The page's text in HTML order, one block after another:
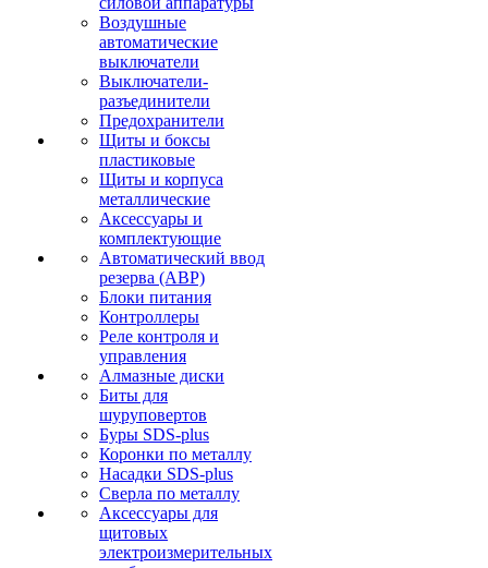
Воздушные
автоматические
выключатели
Выключатели-
разъединители
Предохранители
Щиты и боксы
пластиковые
Щиты и корпуса
металлические
Аксессуары и
комплектующие
Автоматический ввод
резерва (АВР)
Блоки питания
Контроллеры
Реле контроля и
управления
Алмазные диски
Биты для
шуруповертов
Буры SDS-plus
Коронки по металлу
Насадки SDS-plus
Сверла по металлу
Аксессуары для
щитовых
электроизмерительных